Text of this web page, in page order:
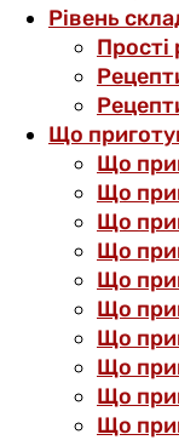
Рівень
Прості
Що
Що
Що
Що
Що
Що
Що
Що
Що
Що
Що